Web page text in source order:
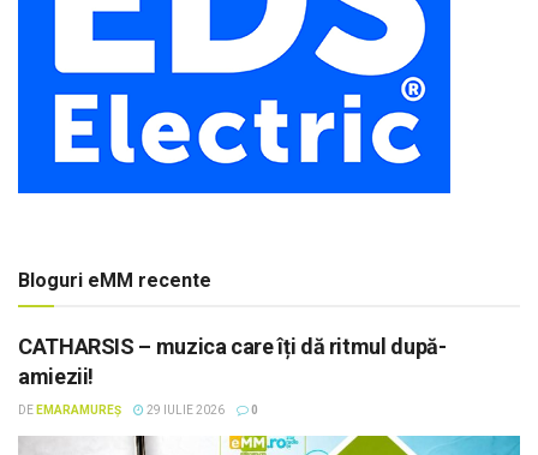
Bloguri eMM recente
CATHARSIS – muzica care îți dă ritmul după-
amiezii!
DE EMARAMUREȘ 29 IULIE 2026 0